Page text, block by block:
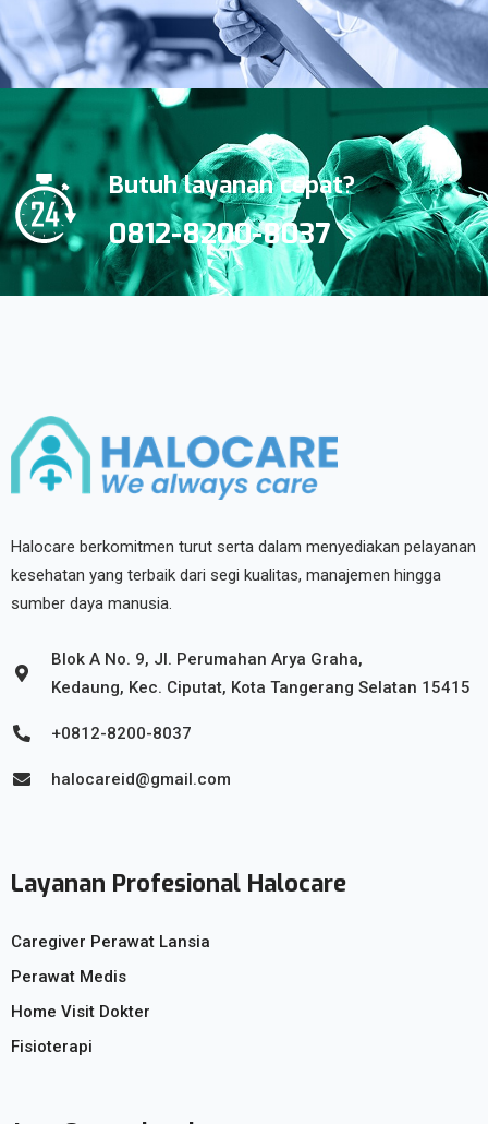
Butuh layanan cepat?
0812-8200-8037
Halocare berkomitmen turut serta dalam menyediakan pelayanan
kesehatan yang terbaik dari segi kualitas, manajemen hingga
sumber daya manusia.
Blok A No. 9, Jl. Perumahan Arya Graha,
Kedaung, Kec. Ciputat, Kota Tangerang Selatan 15415
+0812-8200-8037
halocareid@gmail.com
Layanan Profesional Halocare
Caregiver Perawat Lansia
Perawat Medis
Home Visit Dokter
Fisioterapi